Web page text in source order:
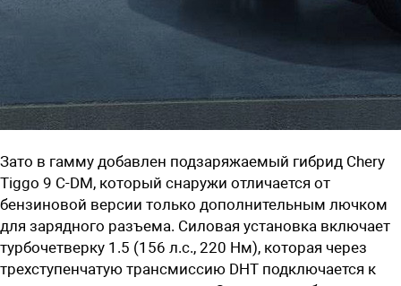
Зато в гамму добавлен подзаряжаемый гибрид Chery
Tiggo 9 C-DM, который снаружи отличается от
бензиновой версии только дополнительным лючком
для зарядного разъема. Силовая установка включает
турбочетверку 1.5 (156 л.с., 220 Нм), которая через
трехступенчатую трансмиссию DHT подключается к